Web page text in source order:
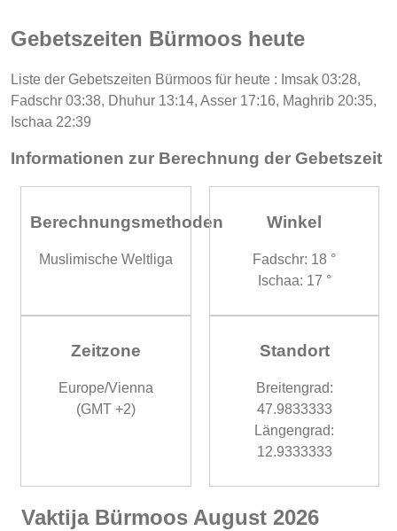
Gebetszeiten Bürmoos heute
Liste der Gebetszeiten Bürmoos für heute : Imsak 03:28,
Fadschr 03:38, Dhuhur 13:14, Asser 17:16, Maghrib 20:35,
Ischaa 22:39
Informationen zur Berechnung der Gebetszeit
Berechnungsmethoden
Muslimische Weltliga
Winkel
Fadschr: 18 °
Ischaa: 17 °
Zeitzone
Europe/Vienna
(GMT +2)
Standort
Breitengrad:
47.9833333
Längengrad:
12.9333333
Vaktija Bürmoos August 2026